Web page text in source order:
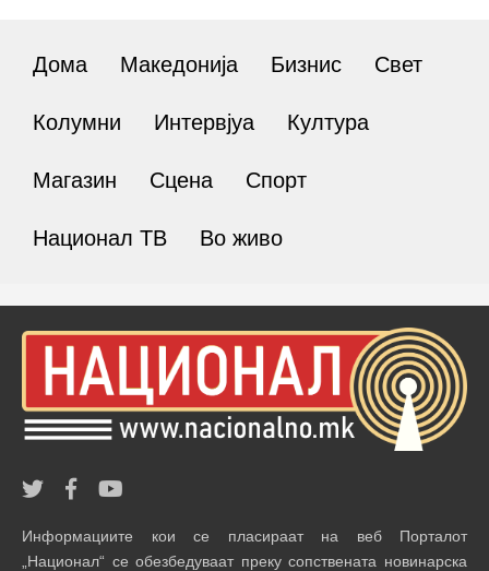
Дома Македонија Бизнис Свет
Колумни Интервјуа Култура
Магазин Сцена Спорт
Национал ТВ Во живо
Информациите кои се пласираат на веб Порталот
„Национал“ се обезбедуваат преку сопствената новинарска